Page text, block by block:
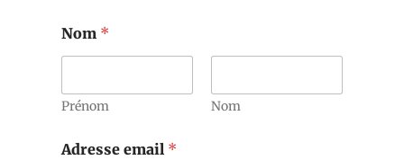
Nom *
Prénom Nom
Adresse email *